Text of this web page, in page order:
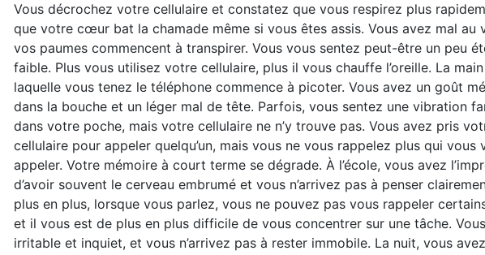
Vous décrochez votre cellulaire et constatez que vous respirez plus
que votre cœur bat la chamade même si vous êtes assis. Vous avez mal au
vos paumes commencent à transpirer. Vous vous sentez peut-être un peu
faible. Plus vous utilisez votre cellulaire, plus il vous chauffe l’oreille. La
laquelle vous tenez le téléphone commence à picoter. Vous avez un goût
dans la bouche et un léger mal de tête. Parfois, vous sentez une vibration
dans votre poche, mais votre cellulaire ne n’y trouve pas. Vous avez pris
cellulaire pour appeler quelqu’un, mais vous ne vous rappelez plus qui vous
appeler. Votre mémoire à court terme se dégrade. À l’école, vous avez
d’avoir souvent le cerveau embrumé et vous n’arrivez pas à penser
plus en plus, lorsque vous parlez, vous ne pouvez pas vous rappeler
et il vous est de plus en plus difficile de vous concentrer sur une tâche.
irritable et inquiet, et vous n’arrivez pas à rester immobile. La nuit, vous